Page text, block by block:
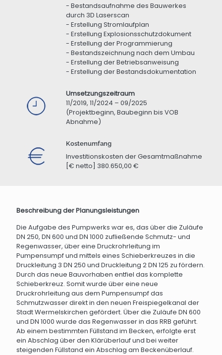
- Bestandsaufnahme des Bauwerkes
durch 3D Laserscan
- Erstellung Stromlaufplan
- Erstellung Explosionsschutzdokument
- Erstellung der Programmierung
- Bestandszeichnung nach dem Umbau
- Erstellung der Betriebsanweisung
- Erstellung der Bestandsdokumentation
Umsetzungszeitraum
11/2019, 11/2024 – 09/2025
(Projektbeginn, Baubeginn bis VOB
Abnahme)
Kostenumfang
Investitionskosten der Gesamtmaßnahme
[€ netto] 380.650,00 €
Beschreibung der Planungsleistungen
Die Aufgabe des Pumpwerks war es, das über die Zuläufe
DN 250, DN 600 und DN 1000 zufließende Schmutz- und
Regenwasser, über eine Druckrohrleitung im
Pumpensumpf und mittels eines Schieberkreuzes in die
Druckleitung 3 DN 250 und Druckleitung 2 DN 125 zu fördern.
Durch das neue Bauvorhaben entfiel das komplette
Schieberkreuz. Somit wurde über eine neue
Druckrohrleitung aus dem Pumpensumpf das
Schmutzwasser direkt in den neuen Freispiegelkanal der
Stadt Wermelskirchen gefördert. Über die Zuläufe DN 600
und DN 1000 wurde das Regenwasser in das RRB geführt.
Ab einem bestimmten Füllstand im Becken, erfolgte erst
ein Abschlag über den Klärüberlauf und bei weiter
steigenden Füllstand ein Abschlag am Beckenüberlauf.